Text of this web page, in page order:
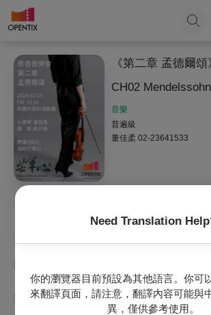
Need Translation
你的瀏覽器目前預設為其他語言。你可
來翻譯頁面，請注意，翻譯內容可能與
異，僅供參考使用。
《第二章 孟德爾
CH02
音樂
普遍級
董佳柔 02-23641533
慈善